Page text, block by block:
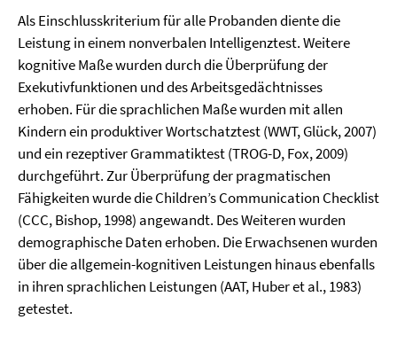
Als Einschlusskriterium für alle Probanden diente die
Leistung in einem nonverbalen Intelligenztest. Weitere
kognitive Maße wurden durch die Überprüfung der
Exekutivfunktionen und des Arbeitsgedächtnisses
erhoben. Für die sprachlichen Maße wurden mit allen
Kindern ein produktiver Wortschatztest (WWT, Glück, 2007)
und ein rezeptiver Grammatiktest (TROG-D, Fox, 2009)
durchgeführt. Zur Überprüfung der pragmatischen
Fähigkeiten wurde die Children’s Communication Checklist
(CCC, Bishop, 1998) angewandt. Des Weiteren wurden
demographische Daten erhoben. Die Erwachsenen wurden
über die allgemein-kognitiven Leistungen hinaus ebenfalls
in ihren sprachlichen Leistungen (AAT, Huber et al., 1983)
getestet.